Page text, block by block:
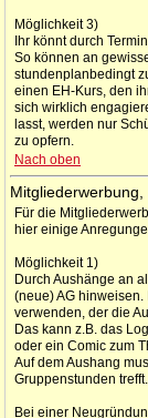
Möglichkeit 3)
Ihr könnt durch
So können an
stundenplanbedingt
einen EH-Kurs, den
sich wirklich
lasst, werden nur
zu opfern.
Nach oben
Für die
hier einige
Möglichkeit 1)
Durch Aushänge an
(neue) AG
verwenden, der die
Das kann z.B. das
oder ein Comic zum
Auf dem Aushang
Gruppenstunden trefft.
Bei einer